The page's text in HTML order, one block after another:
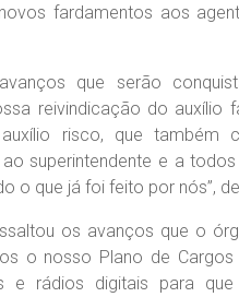
fardamentos aos
que serão
reivindicação do auxílio
risco, que também
superintendente e a
o que já foi feito por nós”,
os avanços que o
o nosso Plano de
e rádios digitais para que